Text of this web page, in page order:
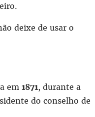
deixe de usar o
em 1871, durante a
do conselho de